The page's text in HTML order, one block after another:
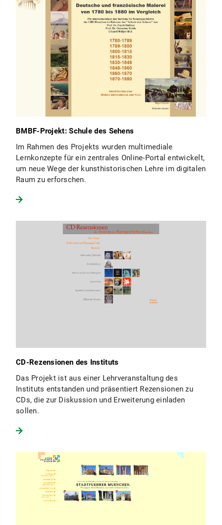
BMBF-Projekt: Schule des Sehens
Im Rahmen des Projekts wurden multimediale
Lernkonzepte für ein zentrales Online-Portal entwickelt,
um neue Wege der kunsthistorischen Lehre im digitalen
Raum zu erforschen.
CD-Rezensionen des Instituts
Das Projekt ist aus einer Lehrveranstaltung des
Instituts entstanden und präsentiert Rezensionen zu
CDs, die zur Diskussion und Erweiterung einladen
sollen.